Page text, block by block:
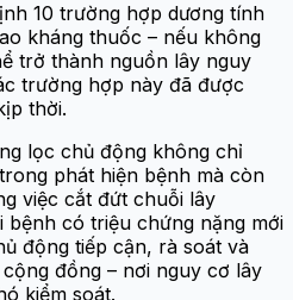
10 trường hợp dương tính
kháng thuốc – nếu không
trở thành nguồn lây nguy
trường hợp này đã được
thời.
lọc chủ động không chỉ
phát hiện bệnh mà còn
việc cắt đứt chuỗi lây
có triệu chứng nặng mới
động tiếp cận, rà soát và
đồng – nơi nguy cơ lây
kiểm soát.